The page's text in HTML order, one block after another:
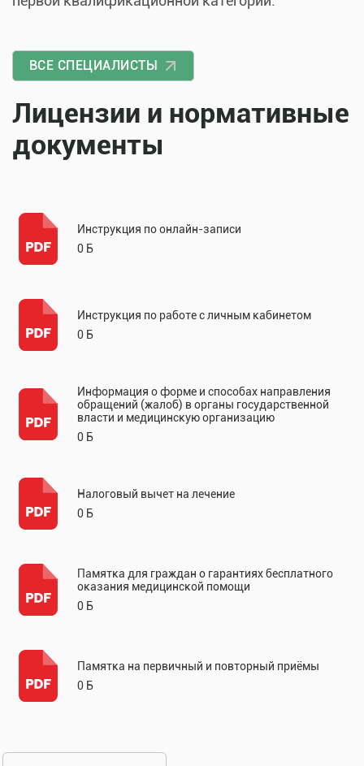
ВСЕ СПЕЦИАЛИСТЫ
Лицензии и нормативные
документы
Инструкция по онлайн-записи
0 Б
Инструкция по работе с личным кабинетом
0 Б
Информация о форме и способах направления
обращений (жалоб) в органы государственной
власти и медицинскую организацию
0 Б
Налоговый вычет на лечение
0 Б
Памятка для граждан о гарантиях бесплатного
оказания медицинской помощи
0 Б
Памятка на первичный и повторный приёмы
0 Б